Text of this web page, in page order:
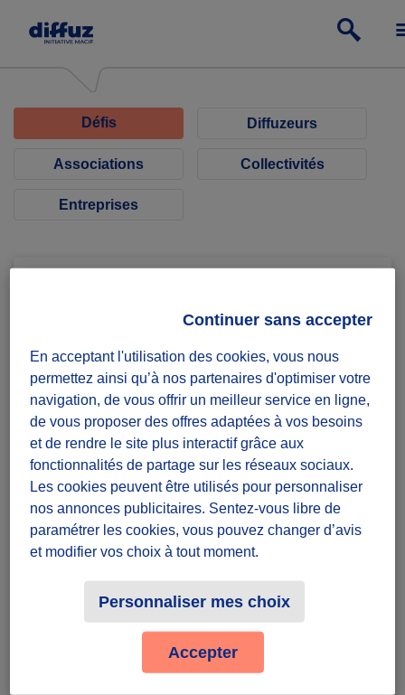
Défis Diffuzeurs
Associations Collectivités
Entreprises
Les Eyzinois en 205
Course de tracteur à pédale
Diffuzeurs
15 souhaités
Sois le 1
à relever ce défi :)
Eyzin-Pinet
Badges à récolter
En acceptant l'utilisation des cookies, vous nous
permettez ainsi qu’à nos partenaires d'optimiser votre
navigation, de vous offrir un meilleur service en ligne,
de vous proposer des offres adaptées à vos besoins
et de rendre le site plus interactif grâce aux
fonctionnalités de partage sur les réseaux sociaux.
Les cookies peuvent être utilisés pour personnaliser
nos annonces publicitaires. Sentez-vous libre de
paramétrer les cookies, vous pouvez changer d’avis
et modifier vos choix à tout moment.
Personnaliser mes choix
Continuer sans accepter
Accepter